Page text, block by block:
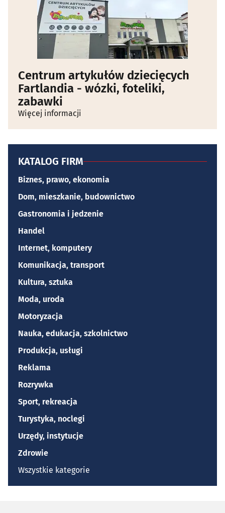
Centrum artykułów dziecięcych
Fartlandia - wózki, foteliki,
zabawki
Więcej informacji
KATALOG FIRM
Biznes, prawo, ekonomia
Dom, mieszkanie, budownictwo
Gastronomia i jedzenie
Handel
Internet, komputery
Komunikacja, transport
Kultura, sztuka
Moda, uroda
Motoryzacja
Nauka, edukacja, szkolnictwo
Produkcja, usługi
Reklama
Rozrywka
Sport, rekreacja
Turystyka, noclegi
Urzędy, instytucje
Zdrowie
Wszystkie kategorie